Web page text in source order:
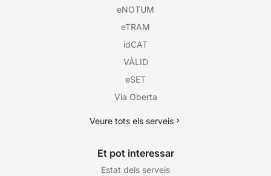
eNOTUM
eTRAM
idCAT
VÀLID
eSET
Via Oberta
Veure tots els serveis
Et pot interessar
Estat dels serveis